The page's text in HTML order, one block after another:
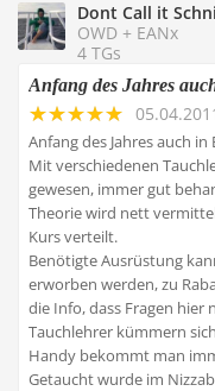
Dont Call it
OWD + EANx
4 TGs
Anfang des Jahres
Anfang des Jahres auch
Mit verschiedenen
gewesen, immer gut
Theorie wird nett
Kurs verteilt.
Benötigte Ausrüstung
erworben werden, zu
die Info, dass Fragen hier
Tauchlehrer kümmern
Handy bekommt man
Getaucht wurde im